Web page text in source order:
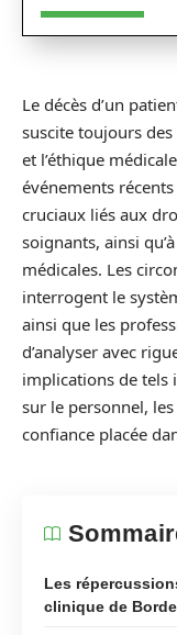
Le décès d’un
suscite toujours
et l’éthique
événements
cruciaux liés aux
soignants, ainsi
médicales. Les
interrogent le
ainsi que les
d’analyser avec
implications de tels
sur le personnel,
confiance placée
Les
clinique de